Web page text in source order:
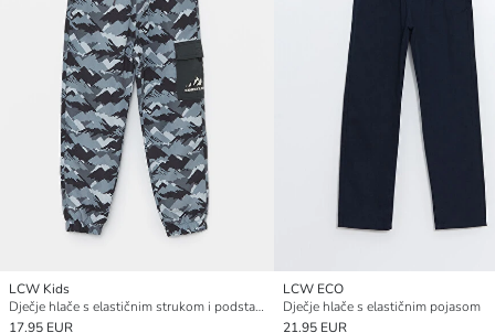
LCW Kids
Dječje hlače s elastičnim strukom i podstavom od flisa
17.95 EUR
LCW ECO
Dječje hlače s elastičnim pojasom
21.95 EUR